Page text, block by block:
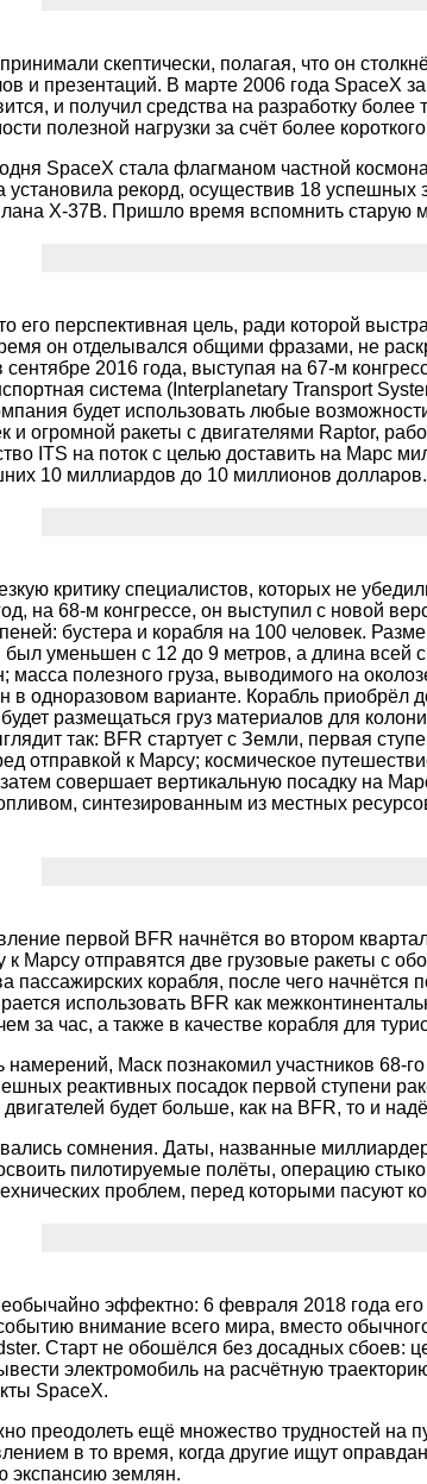
скептически, полагая, что он
и презентаций. В марте 2006 года SpaceX
и получил средства на разработку
полезной нагрузки за счёт более
SpaceX стала флагманом частной
установила рекорд, осуществив 18
X-37B. Пришло время вспомнить старую
его перспективная цель, ради которой
он отделывался общими фразами, не
2016 года, выступая на 67-м
система (Interplanetary Transport
будет использовать любые
и огромной ракеты с двигателями Raptor,
ITS на поток с целью доставить на Марс
10 миллиардов до 10 миллионов долларов.
критику специалистов, которых не
на 68-м конгрессе, он выступил с новой
бустера и корабля на 100 человек.
уменьшен с 12 до 9 метров, а длина всей
полезного груза, выводимого на
в одноразовом варианте. Корабль
размещаться груз материалов для
так: BFR стартует с Земли, первая
отправкой к Марсу; космическое
совершает вертикальную посадку на
синтезированным из местных
первой BFR начнётся во втором
к Марсу отправятся две грузовые ракеты с
пассажирских корабля, после чего
использовать BFR как
за час, а также в качестве корабля для
намерений, Маск познакомил участников 68-
реактивных посадок первой ступени
будет больше, как на BFR, то и
сомнения. Даты, названные
пилотируемые полёты, операцию
проблем, перед которыми пасуют
эффектно: 6 февраля 2018 года
внимание всего мира, вместо
Старт не обошёлся без досадных сбоев:
электромобиль на расчётную
SpaceX.
преодолеть ещё множество трудностей на
в то время, когда другие ищут
экспансию землян.